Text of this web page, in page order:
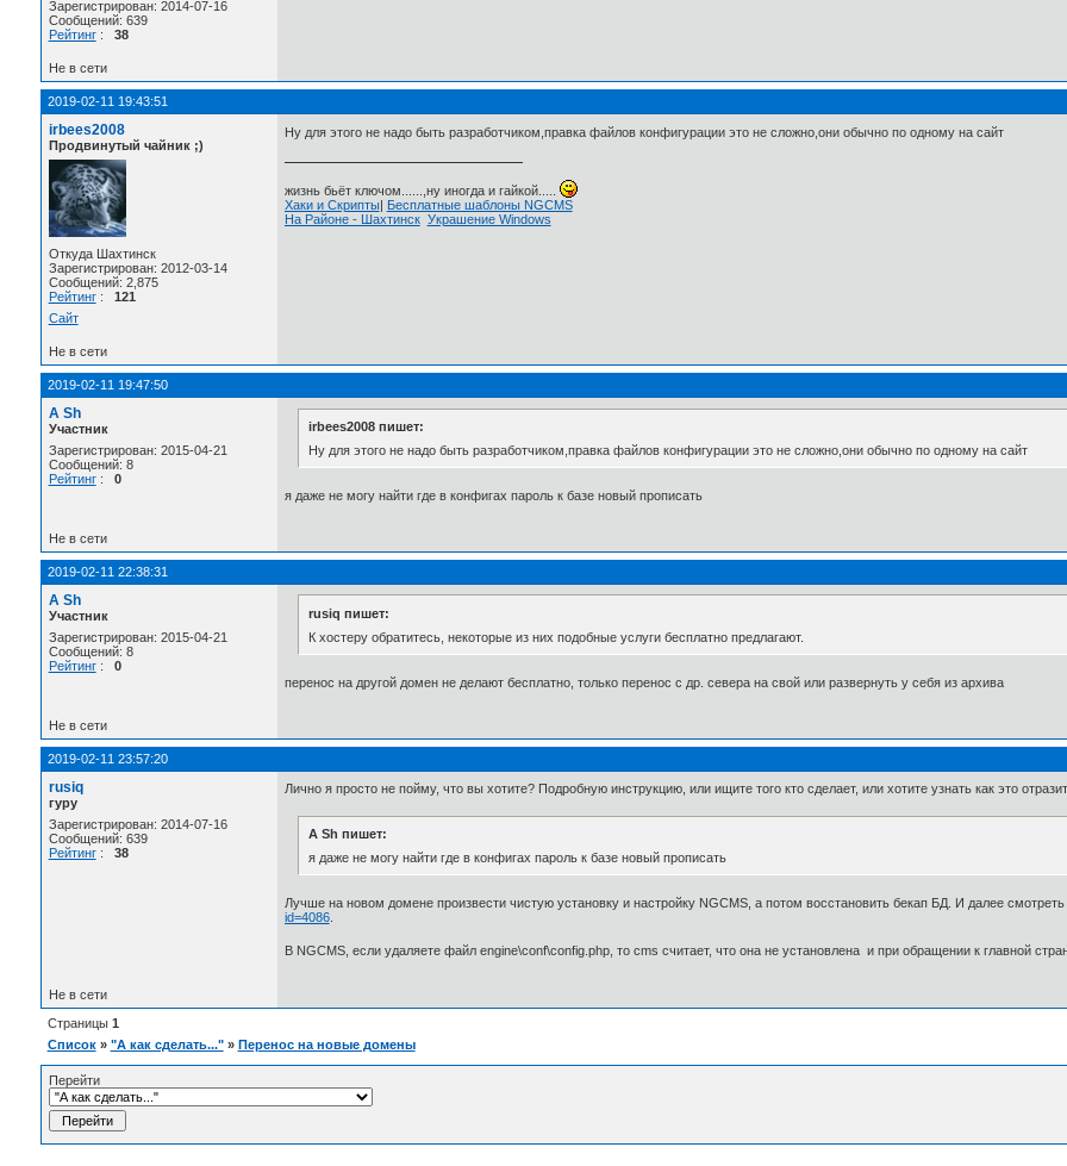
Зарегистрирован: 2014-07-16
Сообщений: 639
Рейтинг: 38
Не в сети
2019-02-11 19:43:51
irbees2008
Продвинутый чайник ;)
Откуда Шахтинск
Зарегистрирован: 2012-03-14
Сообщений: 2,875
Рейтинг: 121
Сайт
Ну для этого не надо быть разработчиком,правка файлов конфигурации это не сложно,они обычно по одному на сайт
жизнь бьёт ключом......,ну иногда и гайкой.....
Хаки и Скрипты| Бесплатные шаблоны NGCMS
На Районе - Шахтинск Украшение Windows
Не в сети
2019-02-11 19:47:50
A Sh
Участник
Зарегистрирован: 2015-04-21
Сообщений: 8
Рейтинг: 0
irbees2008 пишет:
Ну для этого не надо быть разработчиком,правка файлов конфигурации это не сложно,они обычно по одному на сайт
я даже не могу найти где в конфигах пароль к базе новый прописать
Не в сети
2019-02-11 22:38:31
A Sh
Участник
Зарегистрирован: 2015-04-21
Сообщений: 8
Рейтинг: 0
rusiq пишет:
К хостеру обратитесь, некоторые из них подобные услуги бесплатно предлагают.
перенос на другой домен не делают бесплатно, только перенос с др. севера на свой или развернуть у себя из архива
Не в сети
2019-02-11 23:57:20
rusiq
гуру
Зарегистрирован: 2014-07-16
Сообщений: 639
Рейтинг: 38
Лично я просто не пойму, что вы хотите? Подробную инструкцию, или ищите того кто сделает, или хотите узнать как это
A Sh пишет:
я даже не могу найти где в конфигах пароль к базе новый прописать
Лучше на новом домене произвести чистую установку и настройку NGCMS, а потом восстановить бекап БД. И далее
id=4086.
В NGCMS, если удаляете файл engine\conf\config.php, то cms считает, что она не установлена и при обращении к главной
Не в сети
Страницы 1
Список » "А как сделать..." » Перенос на новые домены
Перейти